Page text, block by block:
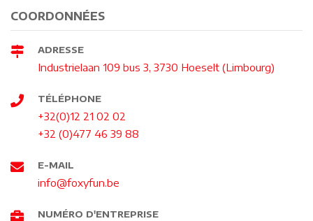
COORDONNÉES
ADRESSE
Industrielaan 109 bus 3, 3730 Hoeselt (Limbourg)
TÉLÉPHONE
+32(0)12 21 02 02
+32 (0)477 46 39 88
E-MAIL
info@foxyfun.be
NUMÉRO D'ENTREPRISE